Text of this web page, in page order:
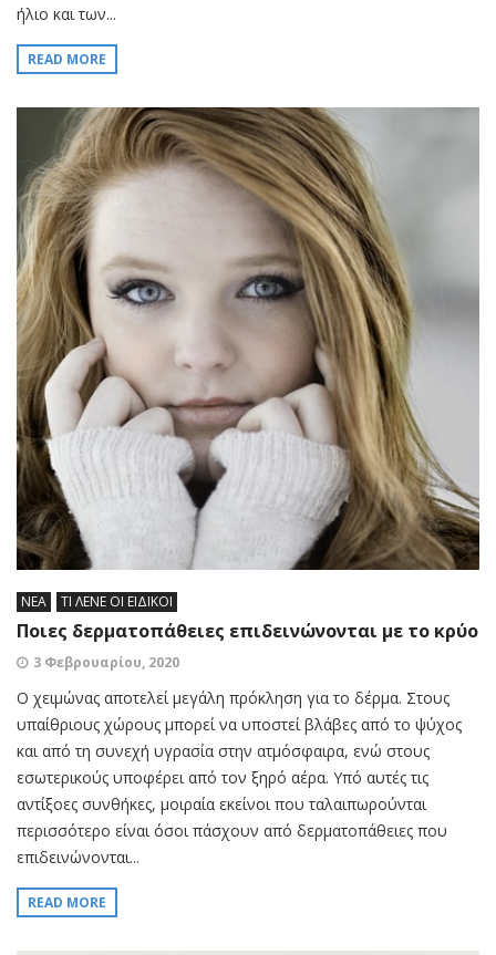
ήλιο και των...
READ MORE
ΝΕΑ ΤΙ ΛΕΝΕ ΟΙ ΕΙΔΙΚΟΙ
Ποιες δερματοπάθειες επιδεινώνονται με το κρύο
3 Φεβρουαρίου, 2020
Ο χειμώνας αποτελεί μεγάλη πρόκληση για το δέρμα. Στους
υπαίθριους χώρους μπορεί να υποστεί βλάβες από το ψύχος
και από τη συνεχή υγρασία στην ατμόσφαιρα, ενώ στους
εσωτερικούς υποφέρει από τον ξηρό αέρα. Υπό αυτές τις
αντίξοες συνθήκες, μοιραία εκείνοι που ταλαιπωρούνται
περισσότερο είναι όσοι πάσχουν από δερματοπάθειες που
επιδεινώνονται...
READ MORE